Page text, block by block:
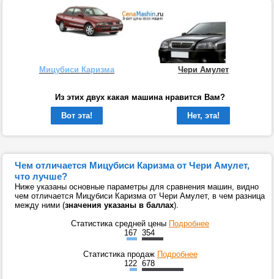
Мицубиси Каризма Чери Амулет
Из этих двух какая машина нравится Вам?
Вот эта!
Нет, эта!
Чем отличается Мицубиси Каризма от Чери Амулет,
что лучше?
Ниже указаны основные параметры для сравнения машин, видно
чем отличается Мицубиси Каризма от Чери Амулет, в чем разница
между ними (значения указаны в баллах).
Статистика средней цены Подробнее
167 354
Статистика продаж Подробнее
122 678